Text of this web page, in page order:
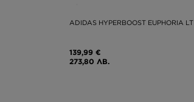
ADIDAS HYPERBOOST EUPHORIA LT
139,99 €
273,80 ЛВ.